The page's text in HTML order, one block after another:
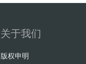
关于我们
版权申明